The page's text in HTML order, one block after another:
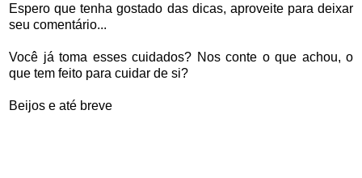
Espero que tenha gostado das dicas, aproveite para deixar
seu comentário...
Você já toma esses cuidados? Nos conte o que achou, o
que tem feito para cuidar de si?
Beijos e até breve